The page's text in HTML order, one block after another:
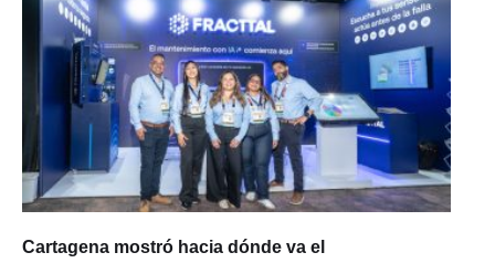
Cartagena mostró hacia dónde va el